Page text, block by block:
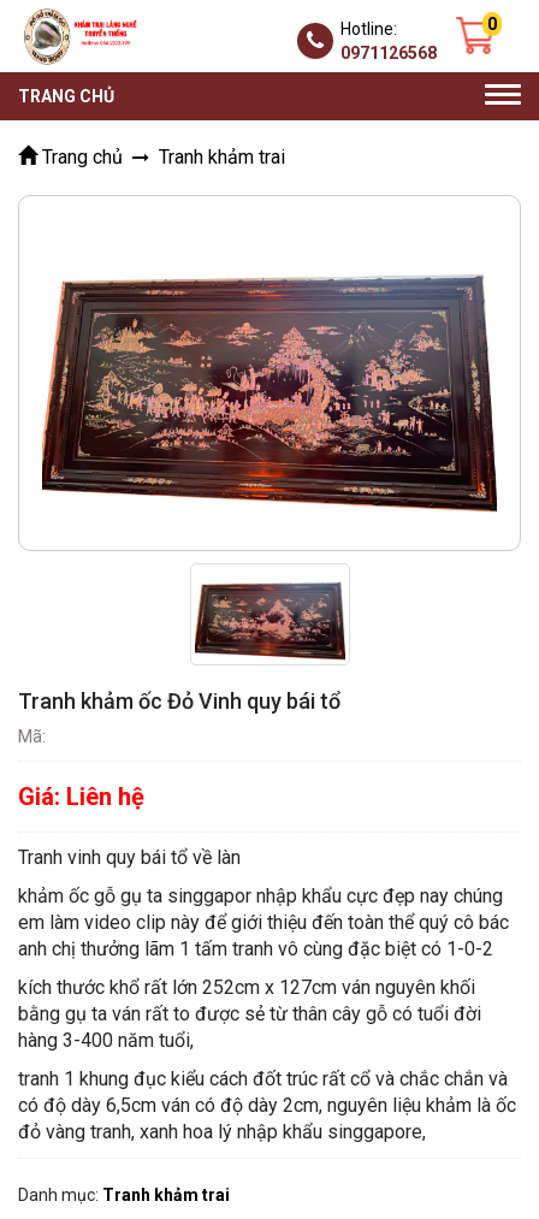
0
Hotline:
0971126568
TRANG CHỦ
Trang chủ Tranh khảm trai
Tranh khảm ốc Đỏ Vinh quy bái tổ
Mã:
Giá: Liên hệ
Tranh vinh quy bái tổ về làn
khảm ốc gỗ gụ ta singgapor nhập khẩu cực đẹp nay chúng
em làm video clip này để giới thiệu đến toàn thể quý cô bác
anh chị thưởng lãm 1 tấm tranh vô cùng đặc biệt có 1-0-2
kích thước khổ rất lớn 252cm x 127cm ván nguyên khối
bằng gụ ta ván rất to được sẻ từ thân cây gỗ có tuổi đời
hàng 3-400 năm tuổi,
tranh 1 khung đục kiểu cách đốt trúc rất cổ và chắc chắn và
có độ dày 6,5cm ván có độ dày 2cm, nguyên liệu khảm là ốc
đỏ vàng tranh, xanh hoa lý nhập khẩu singgapore,
Danh mục: Tranh khảm trai